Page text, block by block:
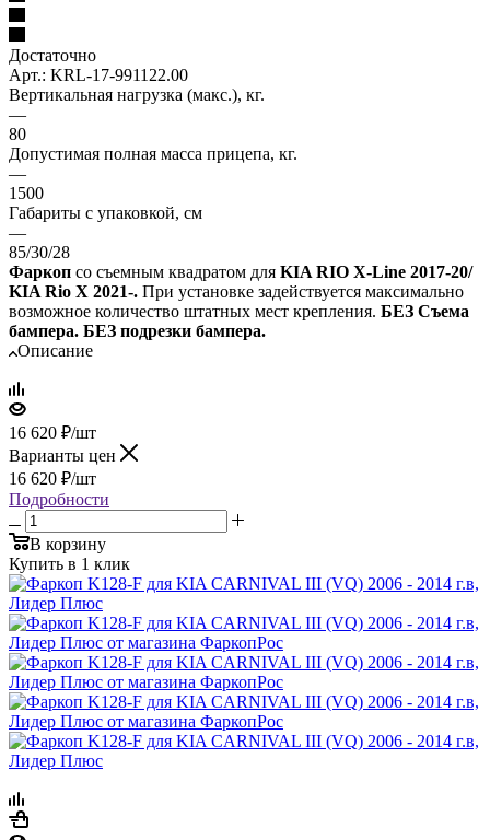
Достаточно
Арт.: KRL-17-991122.00
Вертикальная нагрузка (макс.), кг.
—
80
Допустимая полная масса прицепа, кг.
—
1500
Габариты с упаковкой, см
—
85/30/28
Фаркоп со съемным квадратом для KIA RIO X-Line 2017-20/
KIA Rio X 2021-. При установке задействуется максимально
возможное количество штатных мест крепления. БЕЗ Съема
бампера. БЕЗ подрезки бампера.
Описание
16 620 ₽/шт
Варианты цен
16 620 ₽/шт
Подробности
В корзину
Купить в 1 клик